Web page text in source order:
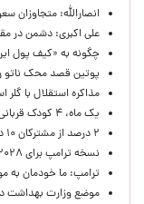
انصارالله: متجاوزان
علی اکبری: دشمن در
چگونه به «کیف پول
پوتین قصد محک ناتو
مذاکره استقلال با گلر
یک ماه، ۴ کودک قربانی حمله سگ‌ها در سنندج / چرا حوادث تکرار می‌شود؟
۲ درصد از مشترکان ۱۰ درصد برق خانگی را مصرف می‌کنند!
نسخه ترامپ برای ۲۰۲۸؛ حمایت محرمانه از نامزدی جی‌دی ونس
ترامپ: ما خودمان به
موضع وزارت بهداشت